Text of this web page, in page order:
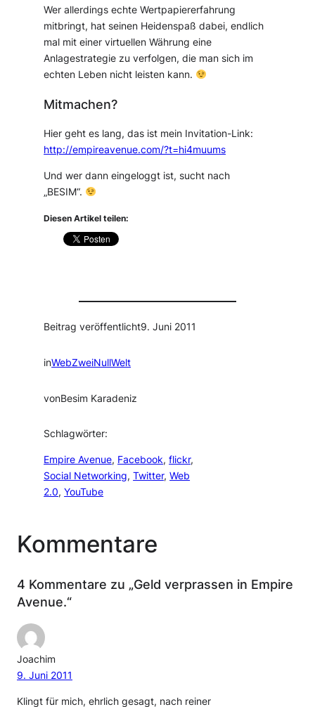
Wer allerdings echte Wertpapiererfahrung
mitbringt, hat seinen Heidenspaß dabei, endlich
mal mit einer virtuellen Währung eine
Anlagestrategie zu verfolgen, die man sich im
echten Leben nicht leisten kann.
Mitmachen?
Hier geht es lang, das ist mein Invitation-Link:
http://empireavenue.com/?t=hi4muums
Und wer dann eingeloggt ist, sucht nach
„BESIM“.
Diesen Artikel teilen:
Beitrag veröffentlicht9. Juni 2011
inWebZweiNullWelt
vonBesim Karadeniz
Schlagwörter:
Empire Avenue, Facebook, flickr
Social Networking, Twitter, Web
2.0, YouTube
Kommentare
4 Kommentare zu „Geld verprassen in Empire
Avenue.“
Joachim
9. Juni 2011
Klingt für mich, ehrlich gesagt, nach reiner